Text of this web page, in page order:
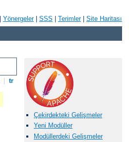
Yönergeler| SSS Terimler| Site Haritası
tr
Çekirdekteki Gelişmeler
Yeni Modüller
Modüllerdeki Gelişmeler